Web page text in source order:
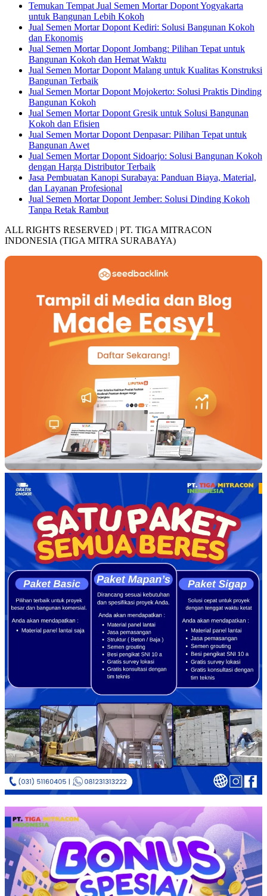
Temukan Tempat Jual Semen Mortar Dopont Yogyakarta
untuk Bangunan Lebih Kokoh
Jual Semen Mortar Dopont Kediri: Solusi Bangunan Kokoh
dan Ekonomis
Jual Semen Mortar Dopont Jombang: Pilihan Tepat untuk
Bangunan Kokoh dan Hemat Waktu
Jual Semen Mortar Dopont Malang untuk Kualitas Konstruksi
Bangunan Terbaik
Jual Semen Mortar Dopont Mojokerto: Solusi Praktis Dinding
Bangunan Kokoh
Jual Semen Mortar Dopont Gresik untuk Solusi Bangunan
Kokoh dan Efisien
Jual Semen Mortar Dopont Denpasar: Pilihan Tepat untuk
Bangunan Awet
Jual Semen Mortar Dopont Sidoarjo: Solusi Bangunan Kokoh
dengan Harga Distributor Terbaik
Jasa Pembuatan Kanopi Surabaya: Panduan Biaya, Material,
dan Layanan Profesional
Jual Semen Mortar Dopont Jember: Solusi Dinding Kokoh
Tanpa Retak Rambut
ALL RIGHTS RESERVED | PT. TIGA MITRACON
INDONESIA (TIGA MITRA SURABAYA)